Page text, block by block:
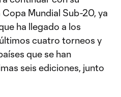
Mundial Sub-20, ya
ha llegado a los
cuatro torneos y
que se han
seis ediciones, junto